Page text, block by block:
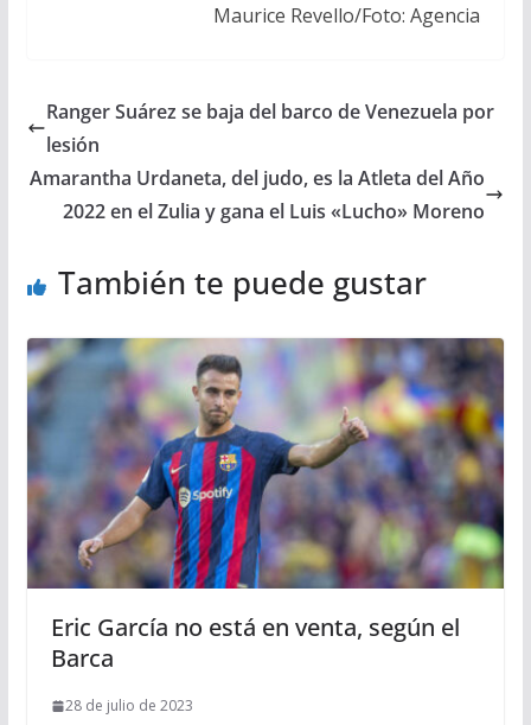
Maurice Revello/Foto: Agencia
Ranger Suárez se baja del barco de Venezuela por
lesión
Amarantha Urdaneta, del judo, es la Atleta del Año
2022 en el Zulia y gana el Luis «Lucho» Moreno
También te puede gustar
Eric García no está en venta, según el
Barca
28 de julio de 2023